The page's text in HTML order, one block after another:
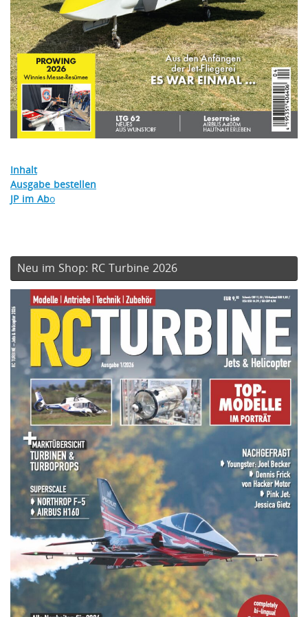
Inhalt
Ausgabe bestellen
JP im Abo
Neu im Shop: RC Turbine 2026